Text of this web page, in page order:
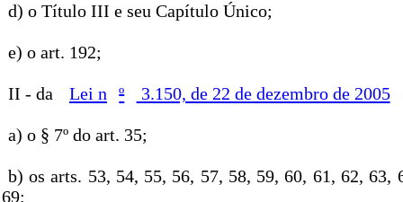
d) o Título III e seu Capítulo Único;
e) o art. 192;
II - da Lei n º 3.150, de 22 de dezembro de 2005
a) o § 7º do art. 35;
b) os arts. 53, 54, 55, 56, 57, 58, 59, 60, 61, 62, 63,
69;